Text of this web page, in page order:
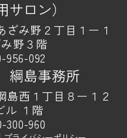
ロン）
み野２丁目１ー１
野３階
956-092
島事務所
西１丁目８ー１２
ル １階
300-960